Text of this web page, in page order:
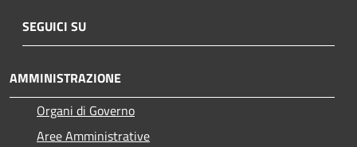
SEGUICI SU
AMMINISTRAZIONE
Organi di Governo
Aree Amministrative